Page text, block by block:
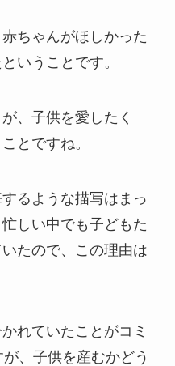
ちゃんがほしかった
いうことです。
、子供を愛したく
とですね。
るような描写はまっ
しい中でも子どもた
たので、この理由は
れていたことがコミ
、子供を産むかどう